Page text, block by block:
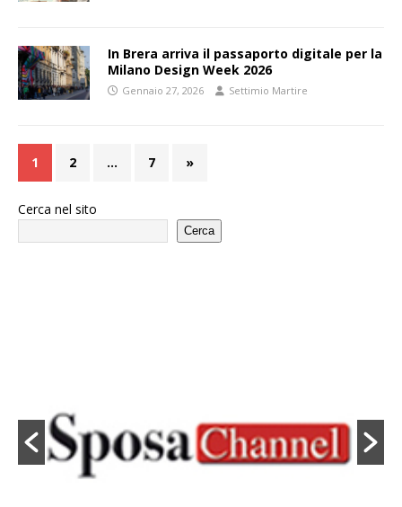
In Brera arriva il passaporto digitale per la
Milano Design Week 2026
Gennaio 27, 2026 Settimio Martire
1 2 … 7 »
Cerca nel sito
Cerca